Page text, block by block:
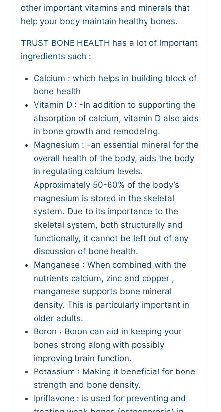
other important vitamins and minerals that
help your body maintain healthy bones.
TRUST BONE HEALTH has a lot of important
ingredients such :
Calcium : which helps in building block of
bone health
Vitamin D : -In addition to supporting the
absorption of calcium, vitamin D also aids
in bone growth and remodeling.
Magnesium : -an essential mineral for the
overall health of the body, aids the body
in regulating calcium levels.
Approximately 50-60% of the body’s
magnesium is stored in the skeletal
system. Due to its importance to the
skeletal system, both structurally and
functionally, it cannot be left out of any
discussion of bone health.
Manganese : When combined with the
nutrients calcium, zinc and copper ,
manganese supports bone mineral
density. This is particularly important in
older adults.
Boron : Boron can aid in keeping your
bones strong along with possibly
improving brain function.
Potassium : Making it beneficial for bone
strength and bone density.
Ipriflavone : is used for preventing and